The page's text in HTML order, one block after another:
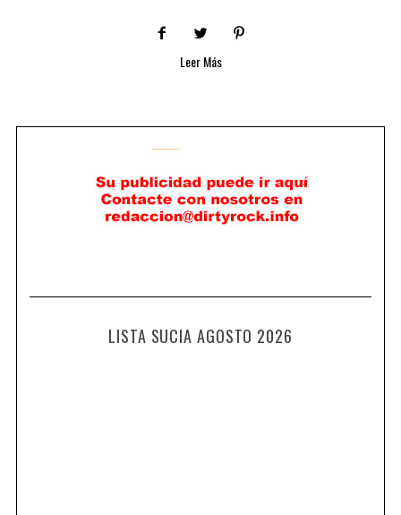
Leer Más
LISTA SUCIA AGOSTO 2026